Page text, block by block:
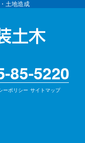
土地造成
ーポリシー サイトマップ